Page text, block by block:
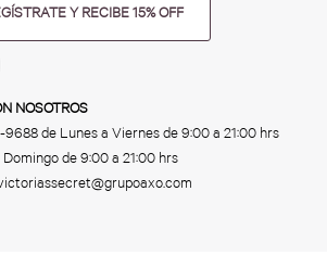
Y RECIBE 15% OFF
NOSOTROS
9688de Lunes a Viernes de 9:00 a 21:00 hrs
de 9:00 a 21:00 hrs